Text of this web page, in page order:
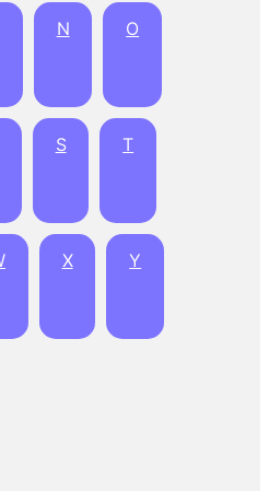
N O
S T
X Y